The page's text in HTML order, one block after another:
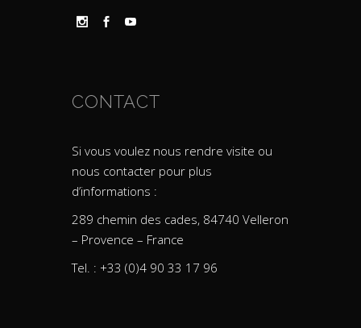
CONTACT
Si vous voulez nous rendre visite ou
nous contacter pour plus
d’informations :
289 chemin des cades, 84740 Velleron
– Provence – France
Tel. : +33 (0)4 90 33 17 96